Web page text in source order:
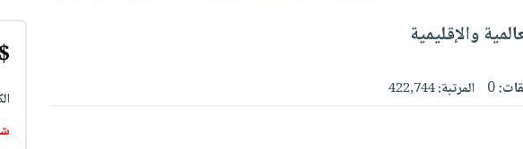
والإقليمية
0 المرتبة:422,744